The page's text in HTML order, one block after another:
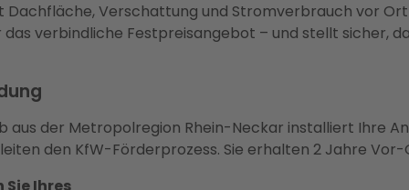
Verschattung und Stromverbrauch vor
verbindliche Festpreisangebot – und stellt sicher,
der Metropolregion Rhein-Neckar installiert Ihre
den KfW-Förderprozess. Sie erhalten 2 Jahre